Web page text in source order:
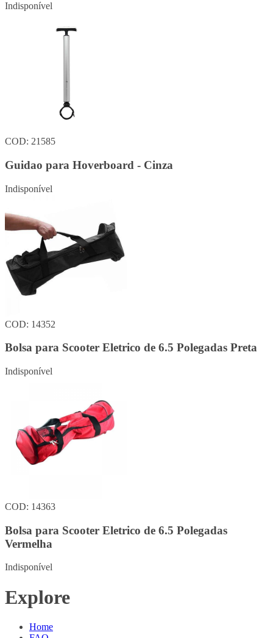
Indisponível
COD: 21585
Guidao para Hoverboard - Cinza
Indisponível
COD: 14352
Bolsa para Scooter Eletrico de 6.5 Polegadas Preta
Indisponível
COD: 14363
Bolsa para Scooter Eletrico de 6.5 Polegadas
Vermelha
Indisponível
Explore
Home